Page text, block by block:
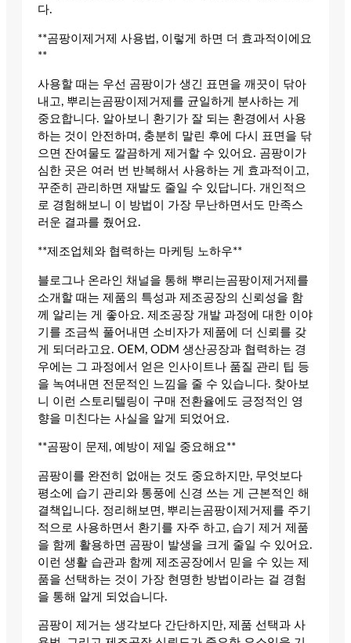
다.
**곰팡이제거제 사용법, 이렇게 하면 더 효과적이에요
**
사용할 때는 우선 곰팡이가 생긴 표면을 깨끗이 닦아
내고, 뿌리는곰팡이제거제를 균일하게 분사하는 게
중요합니다. 알아보니 환기가 잘 되는 환경에서 사용
하는 것이 안전하며, 충분히 말린 후에 다시 표면을 닦
으면 잔여물도 깔끔하게 제거할 수 있어요. 곰팡이가
심한 곳은 여러 번 반복해서 사용하는 게 효과적이고,
꾸준히 관리하면 재발도 줄일 수 있답니다. 개인적으
로 경험해보니 이 방법이 가장 무난하면서도 만족스
러운 결과를 줬어요.
**제조업체와 협력하는 마케팅 노하우**
블로그나 온라인 채널을 통해 뿌리는곰팡이제거제를
소개할 때는 제품의 특성과 제조공장의 신뢰성을 함
께 알리는 게 좋아요. 제조공장 개발 과정에 대한 이야
기를 조금씩 풀어내면 소비자가 제품에 더 신뢰를 갖
게 되더라고요. OEM, ODM 생산공장과 협력하는 경
우에는 그 과정에서 얻은 인사이트나 품질 관리 팁 등
을 녹여내면 전문적인 느낌을 줄 수 있습니다. 찾아보
니 이런 스토리텔링이 구매 전환율에도 긍정적인 영
향을 미친다는 사실을 알게 되었어요.
**곰팡이 문제, 예방이 제일 중요해요**
곰팡이를 완전히 없애는 것도 중요하지만, 무엇보다
평소에 습기 관리와 통풍에 신경 쓰는 게 근본적인 해
결책입니다. 정리해보면, 뿌리는곰팡이제거제를 주기
적으로 사용하면서 환기를 자주 하고, 습기 제거 제품
을 함께 활용하면 곰팡이 발생을 크게 줄일 수 있어요.
이런 생활 습관과 함께 제조공장에서 믿을 수 있는 제
품을 선택하는 것이 가장 현명한 방법이라는 걸 경험
을 통해 알게 되었습니다.
곰팡이 제거는 생각보다 간단하지만, 제품 선택과 사